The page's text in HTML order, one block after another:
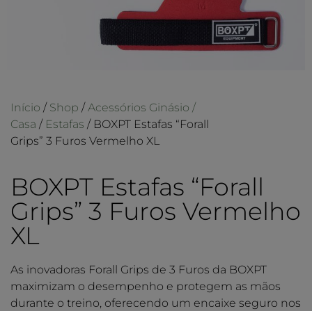
Início / Shop / Acessórios Ginásio /
Casa / Estafas / BOXPT Estafas “Forall
Grips” 3 Furos Vermelho XL
BOXPT Estafas “Forall
Grips” 3 Furos Vermelho
XL
As inovadoras Forall Grips de 3 Furos da BOXPT
maximizam o desempenho e protegem as mãos
durante o treino, oferecendo um encaixe seguro nos